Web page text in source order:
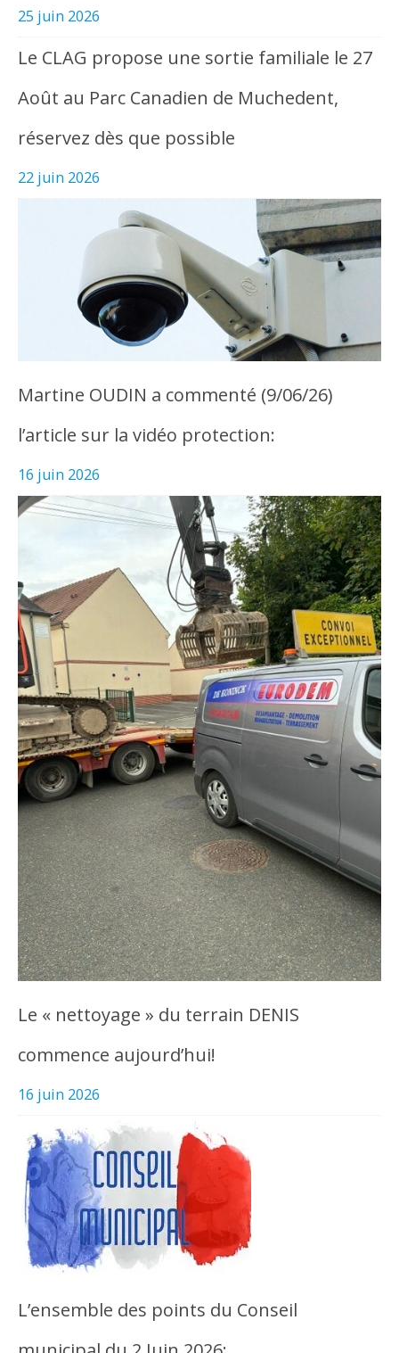
25 juin 2026
Le CLAG propose une sortie familiale le 27
Août au Parc Canadien de Muchedent,
réservez dès que possible
22 juin 2026
Martine OUDIN a commenté (9/06/26)
l’article sur la vidéo protection:
16 juin 2026
Le « nettoyage » du terrain DENIS
commence aujourd’hui!
16 juin 2026
L’ensemble des points du Conseil